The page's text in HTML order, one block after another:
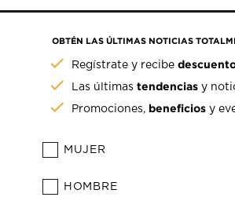
OBTÉN LAS ÚLTIMAS NOTICIAS
Regístrate y recibe
Las últimastendencias y
Promociones, beneficios y
MUJER
HOMBRE